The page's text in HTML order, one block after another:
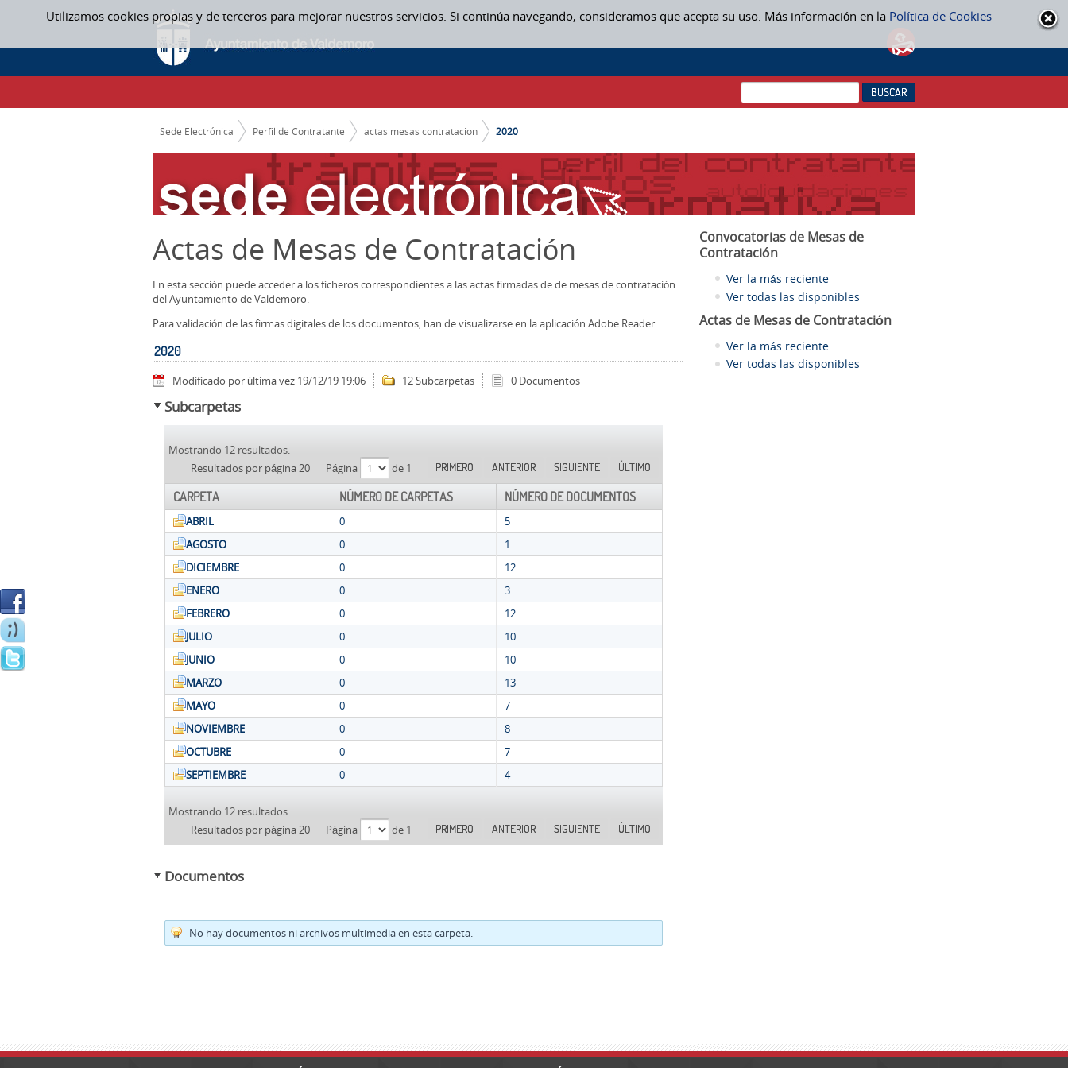
Utilizamos cookies propias y de terceros para mejorar nuestros servicios. Si continúa navegando, consideramos que acepta su uso. Más información en la Política de Cookies
Saltar al contenido
2020 - ACTAS MESAS CONTRATACION
CAMINO DE MIGAS
Sede Electrónica Perfil de Contratante actas mesas contratacion 2020
Actas de Mesas de Contratación
En esta sección puede acceder a los ficheros correspondientes a las actas firmadas de de mesas de contratación
del Ayuntamiento de Valdemoro.
Para validación de las firmas digitales de los documentos, han de visualizarse en la aplicación Adobe Reader
2020
Modificado por última vez 19/12/19 19:06 12 Subcarpetas 0 Documentos
Subcarpetas
Mostrando 12 resultados.
Resultados por página 20
Página de 1 PRIMERO ANTERIOR SIGUIENTE ÚLTIMO
CARPETA NÚMERO DE CARPETAS NÚMERO DE DOCUMENTOS
ABRIL 0
5
AGOSTO
0
1
DICIEMBRE
0
12
ENERO
0
3
FEBRERO
0
12
JULIO
0
10
JUNIO
0
10
MARZO
0
13
MAYO
0
7
NOVIEMBRE
0
8
OCTUBRE
0
7
SEPTIEMBRE
0 4
Mostrando 12 resultados.
Resultados por página 20
Página de 1 PRIMERO ANTERIOR SIGUIENTE ÚLTIMO
Documentos
No hay documentos ni archivos multimedia en esta carpeta.
Convocatorias de Mesas de
Contratación
Ver la más reciente
Ver todas las disponibles
Actas de Mesas de Contratación
Ver la más reciente
Ver todas las disponibles